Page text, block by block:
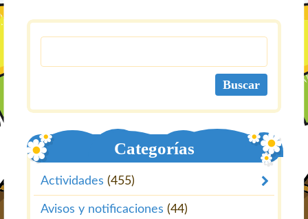
Categorías
Actividades (455)
Avisos y notificaciones (44)